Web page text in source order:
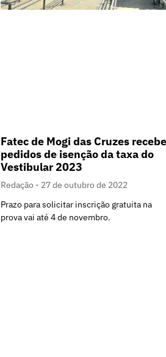
Fatec de Mogi das Cruzes recebe
pedidos de isenção da taxa do
Vestibular 2023
Redação
27 de outubro de 2022
Prazo para solicitar inscrição gratuita na
prova vai até 4 de novembro.